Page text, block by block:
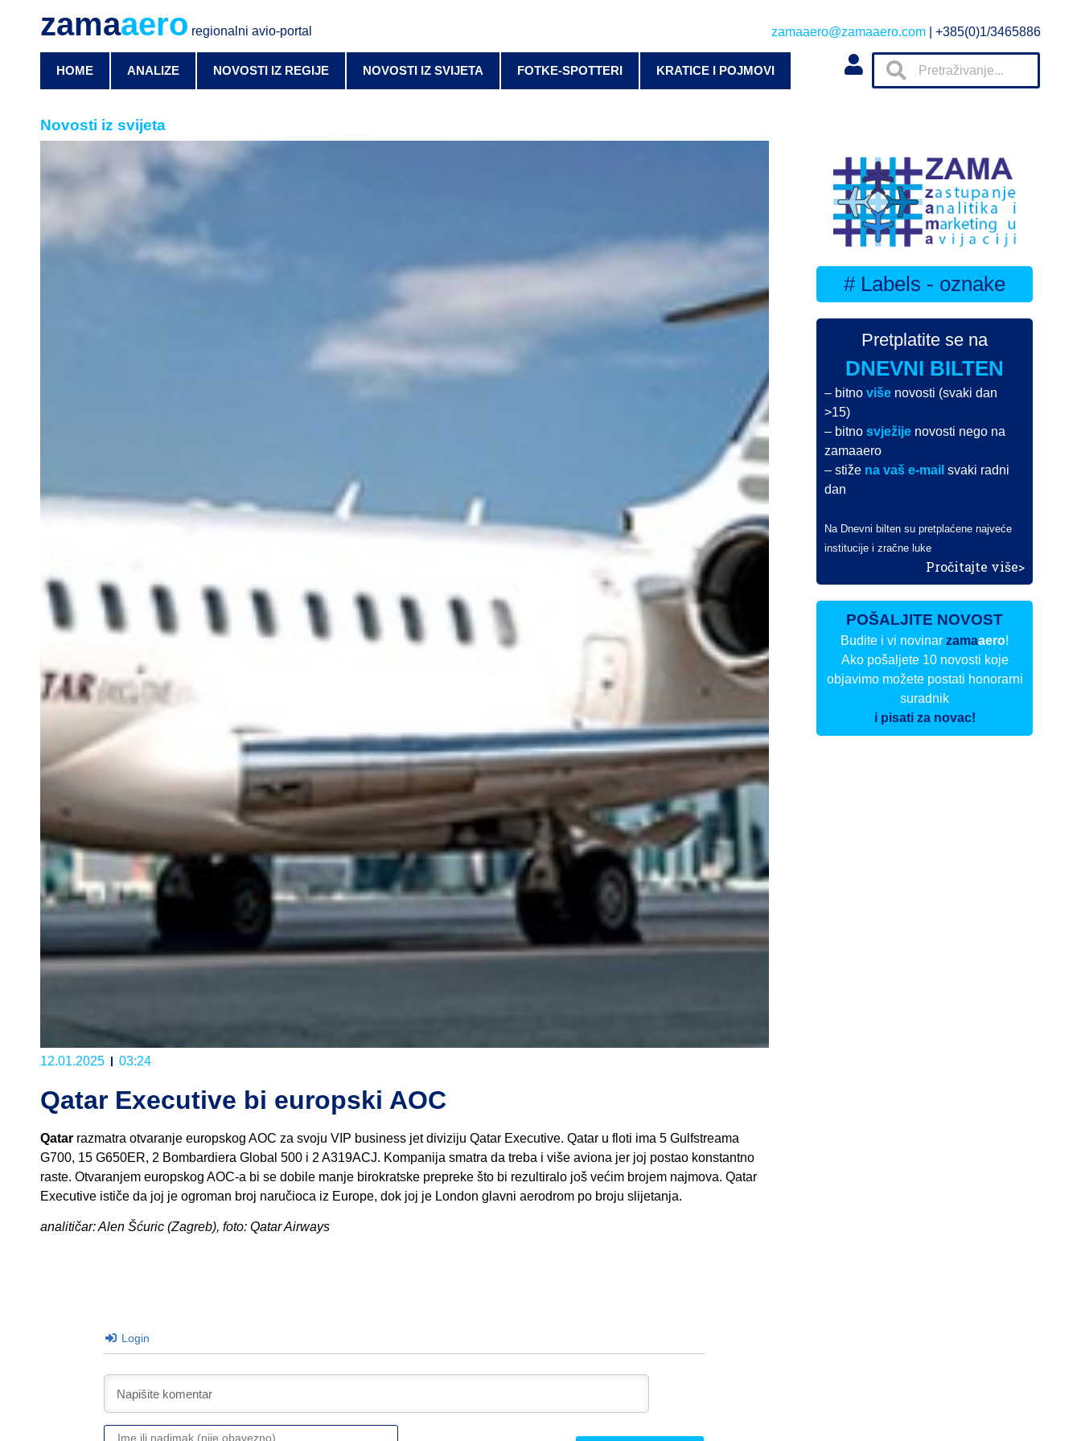
zamaaero regionalni avio-portal zamaaero@zamaaero.com | +385(0)1/3465886
HOME ANALIZE NOVOSTI IZ REGIJE NOVOSTI IZ SVIJETA FOTKE-SPOTTERI KRATICE I POJMOVI
Novosti iz svijeta
12.01.2025 03:24
Qatar Executive bi europski AOC
Qatar razmatra otvaranje europskog AOC za svoju VIP business jet diviziju Qatar Executive. Qatar u floti ima 5 Gulfstreama
G700, 15 G650ER, 2 Bombardiera Global 500 i 2 A319ACJ. Kompanija smatra da treba i više aviona jer joj postao konstantno
raste. Otvaranjem europskog AOC-a bi se dobile manje birokratske prepreke što bi rezultiralo još većim brojem najmova. Qatar
Executive ističe da joj je ogroman broj naručioca iz Europe, dok joj je London glavni aerodrom po broju slijetanja.
analitičar: Alen Šćuric (Zagreb), foto: Qatar Airways
Login
Ime
# Labels - oznake
Pretplatite se na
DNEVNI BILTEN
– bitnoviše novosti (svaki dan
>15)
– bitnosvježije novosti nego na
zamaaero
– stiže na vaš e-mail svaki radni
dan
Na Dnevni bilten su pretplaćene najveće
institucije i zračne luke
Pročitajte više>
POŠALJITE NOVOST
Budite i vi novinarzamaaero!
Ako pošaljete 10 novosti koje
objavimo možete postati honorarni
suradnik
i pisati za novac!